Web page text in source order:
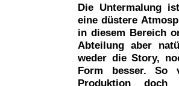
Die Untermalung
eine düstere
in diesem Bereich
Abteilung aber
weder die Story,
Form besser. So
Produktion doch